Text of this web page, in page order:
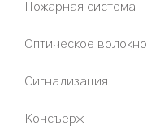
Пожарная система
Оптическое волокно
Сигнализация
Консъерж